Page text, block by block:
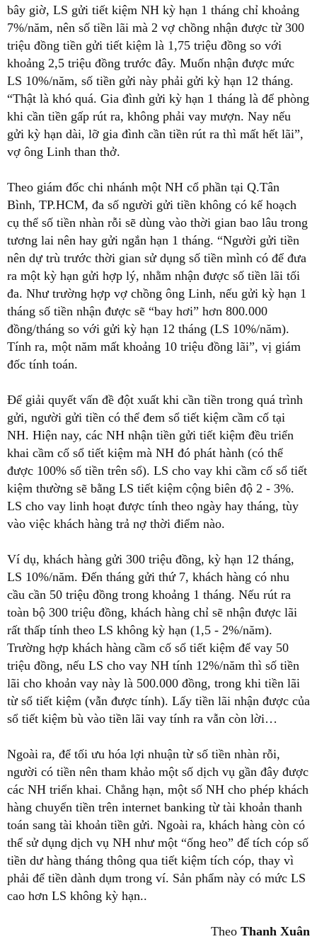
bây giờ, LS gửi tiết kiệm NH kỳ hạn 1 tháng chỉ khoảng
7%/năm, nên số tiền lãi mà 2 vợ chồng nhận được từ 300
triệu đồng tiền gửi tiết kiệm là 1,75 triệu đồng so với
khoảng 2,5 triệu đồng trước đây. Muốn nhận được mức
LS 10%/năm, số tiền gửi này phải gửi kỳ hạn 12 tháng.
“Thật là khó quá. Gia đình gửi kỳ hạn 1 tháng là để phòng
khi cần tiền gấp rút ra, không phải vay mượn. Nay nếu
gửi kỳ hạn dài, lỡ gia đình cần tiền rút ra thì mất hết lãi”,
vợ ông Linh than thở.
Theo giám đốc chi nhánh một NH cổ phần tại Q.Tân
Bình, TP.HCM, đa số người gửi tiền không có kế hoạch
cụ thể số tiền nhàn rỗi sẽ dùng vào thời gian bao lâu trong
tương lai nên hay gửi ngắn hạn 1 tháng. “Người gửi tiền
nên dự trù trước thời gian sử dụng số tiền mình có để đưa
ra một kỳ hạn gửi hợp lý, nhằm nhận được số tiền lãi tối
đa. Như trường hợp vợ chồng ông Linh, nếu gửi kỳ hạn 1
tháng số tiền nhận được sẽ “bay hơi” hơn 800.000
đồng/tháng so với gửi kỳ hạn 12 tháng (LS 10%/năm).
Tính ra, một năm mất khoảng 10 triệu đồng lãi”, vị giám
đốc tính toán.
Để giải quyết vấn đề đột xuất khi cần tiền trong quá trình
gửi, người gửi tiền có thể đem sổ tiết kiệm cầm cố tại
NH. Hiện nay, các NH nhận tiền gửi tiết kiệm đều triển
khai cầm cố sổ tiết kiệm mà NH đó phát hành (có thể
được 100% số tiền trên sổ). LS cho vay khi cầm cố sổ tiết
kiệm thường sẽ bằng LS tiết kiệm cộng biên độ 2 - 3%.
LS cho vay linh hoạt được tính theo ngày hay tháng, tùy
vào việc khách hàng trả nợ thời điểm nào.
Ví dụ, khách hàng gửi 300 triệu đồng, kỳ hạn 12 tháng,
LS 10%/năm. Đến tháng gửi thứ 7, khách hàng có nhu
cầu cần 50 triệu đồng trong khoảng 1 tháng. Nếu rút ra
toàn bộ 300 triệu đồng, khách hàng chỉ sẽ nhận được lãi
rất thấp tính theo LS không kỳ hạn (1,5 - 2%/năm).
Trường hợp khách hàng cầm cố sổ tiết kiệm để vay 50
triệu đồng, nếu LS cho vay NH tính 12%/năm thì số tiền
lãi cho khoản vay này là 500.000 đồng, trong khi tiền lãi
từ sổ tiết kiệm (vẫn được tính). Lấy tiền lãi nhận được của
sổ tiết kiệm bù vào tiền lãi vay tính ra vẫn còn lời…
Ngoài ra, để tối ưu hóa lợi nhuận từ số tiền nhàn rỗi,
người có tiền nên tham khảo một số dịch vụ gần đây được
các NH triển khai. Chẳng hạn, một số NH cho phép khách
hàng chuyển tiền trên internet banking từ tài khoản thanh
toán sang tài khoản tiền gửi. Ngoài ra, khách hàng còn có
thể sử dụng dịch vụ NH như một “ống heo” để tích cóp số
tiền dư hàng tháng thông qua tiết kiệm tích cóp, thay vì
phải để tiền dành dụm trong ví. Sản phẩm này có mức LS
cao hơn LS không kỳ hạn..
Theo Thanh Xuân